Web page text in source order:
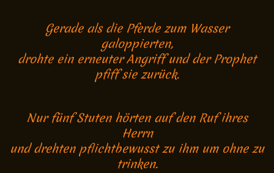
Gerade als die Pferde zum Wasser
galoppierten,
drohte ein erneuter Angriff und der Prophet
pfiff sie zurück.
Nur fünf Stuten hörten auf den Ruf ihres
Herrn
und drehten pflichtbewusst zu ihm um ohne zu
trinken.